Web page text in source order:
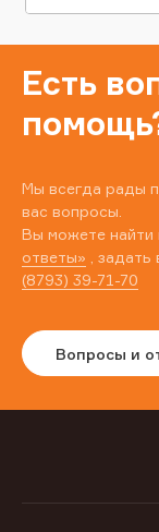
Есть
Мы всегда рады
вас вопросы.
Вы можете
ответы» , задать
(8793) 39-71-70
Вопросы и